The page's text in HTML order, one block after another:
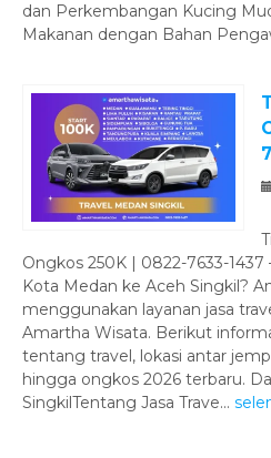
dan Perkembangan Kucing
Makanan dengan Bahan
Ongkos 250K | 0822-7633-
Kota Medan ke Aceh Singkil?
menggunakan layanan jasa
Amartha Wisata. Berikut
tentang travel, lokasi antar
hingga ongkos 2026 terbaru.
SingkilTentang Jasa Trave...